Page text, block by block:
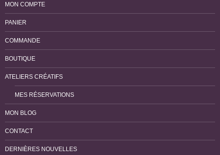
MON COMPTE
PANIER
COMMANDE
BOUTIQUE
ATELIERS CRÉATIFS
MES RÉSERVATIONS
MON BLOG
CONTACT
DERNIÈRES NOUVELLES